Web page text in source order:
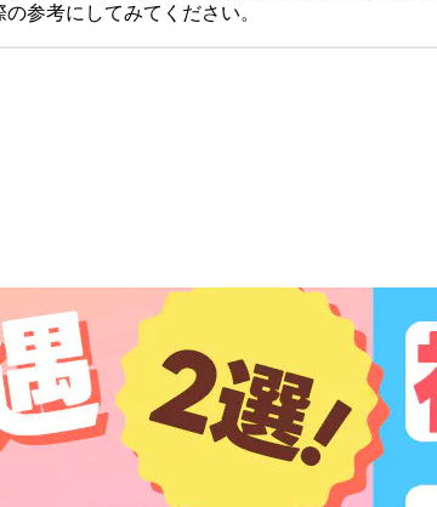
参考にしてみてください。